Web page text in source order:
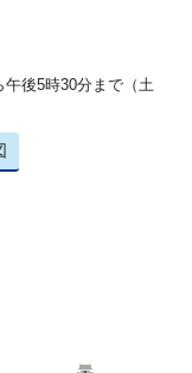
後5時30分まで（土